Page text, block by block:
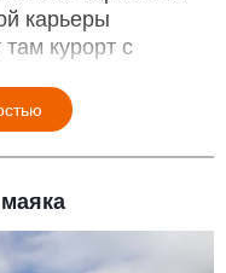
карьеры
курорт с